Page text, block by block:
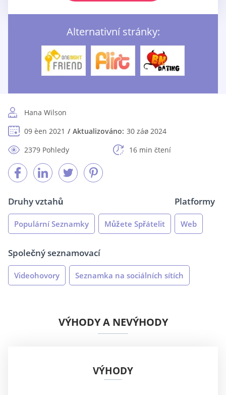
Alternativní stránky:
Hana Wilson
09 èen 2021
Aktualizováno: 30 záø 2024
2379 Pohledy
16 min čtení
Druhy vztahů
Populární Seznamky Můžete Spřátelit
Platformy
Web
Společný seznamovací
Videohovory Seznamka na sociálních sítích
VÝHODY A NEVÝHODY
VÝHODY